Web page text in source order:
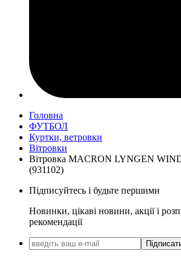
Головна
ФУТБОЛ
Куртки, ветровки
Вітровки
Вітровка MACRON LYNGEN
(931102)
Підписуйтесь і будьте першими
Новинки, цікаві новини, акції і
рекомендації